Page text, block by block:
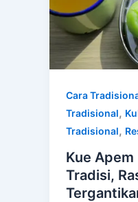
Cara
Tradisional,
Tradisional,
Kue Apem
Tradisi,